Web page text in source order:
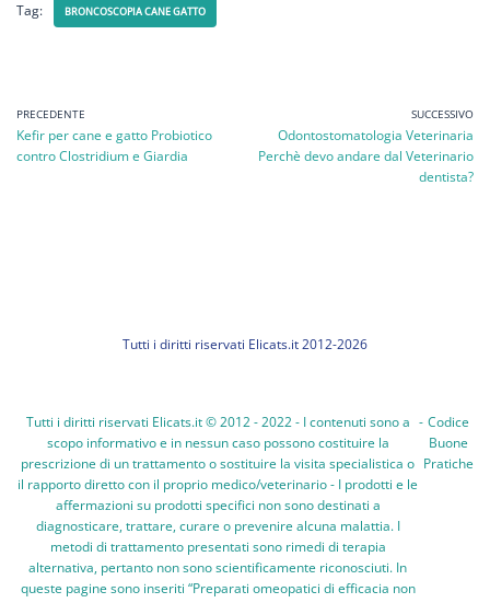
Tag: BRONCOSCOPIA CANE GATTO
PRECEDENTE
Kefir per cane e gatto Probiotico
contro Clostridium e Giardia
SUCCESSIVO
Odontostomatologia Veterinaria
Perchè devo andare dal Veterinario
dentista?
Tutti i diritti riservati Elicats.it 2012-2026
Tutti i diritti riservati Elicats.it © 2012 - 2022 - I contenuti sono a
scopo informativo e in nessun caso possono costituire la
prescrizione di un trattamento o sostituire la visita specialistica o
il rapporto diretto con il proprio medico/veterinario - I prodotti e le
affermazioni su prodotti specifici non sono destinati a
diagnosticare, trattare, curare o prevenire alcuna malattia. I
metodi di trattamento presentati sono rimedi di terapia
alternativa, pertanto non sono scientificamente riconosciuti. In
queste pagine sono inseriti “Preparati omeopatici di efficacia non
- Codice
Buone
Pratiche